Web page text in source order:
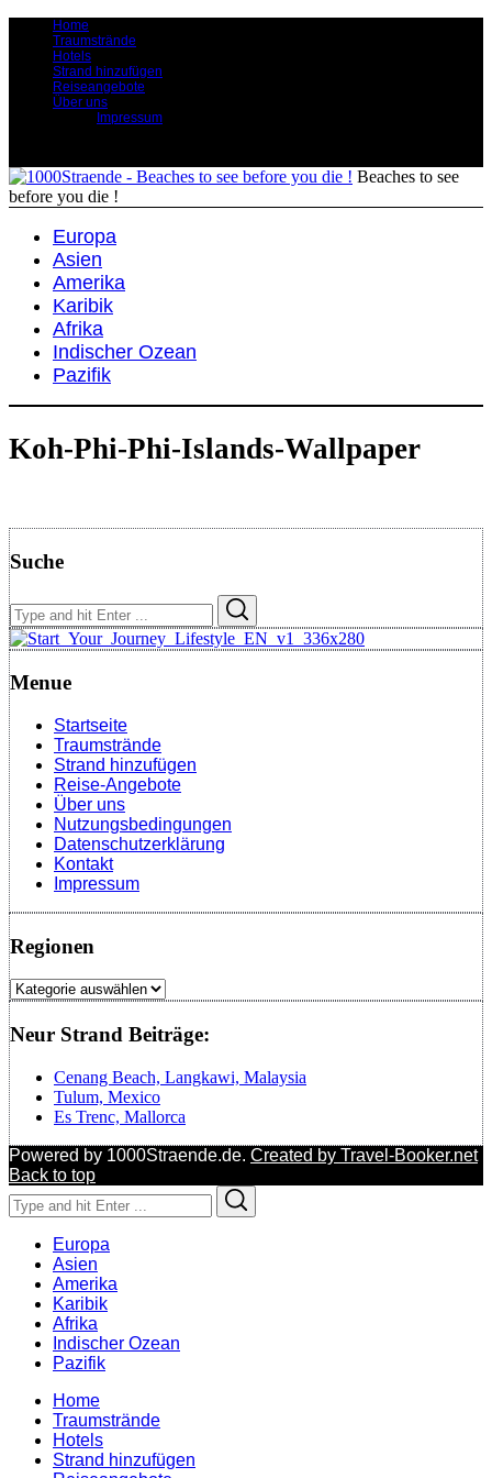
Home
Traumstrände
Hotels
Strand hinzufügen
Reiseangebote
Über uns
Impressum
Beaches to see
before you die !
Europa
Asien
Amerika
Karibik
Afrika
Indischer Ozean
Pazifik
Koh-Phi-Phi-Islands-Wallpaper
Suche
Search
for:
Menue
Startseite
Traumstrände
Strand hinzufügen
Reise-Angebote
Über uns
Nutzungsbedingungen
Datenschutzerklärung
Kontakt
Impressum
Regionen
Regionen
Neur Strand Beiträge:
Cenang Beach, Langkawi, Malaysia
Tulum, Mexico
Es Trenc, Mallorca
Powered by 1000Straende.de. Created by Travel-Booker.net
Back to top
Search
for:
Europa
Asien
Amerika
Karibik
Afrika
Indischer Ozean
Pazifik
Home
Traumstrände
Hotels
Strand hinzufügen